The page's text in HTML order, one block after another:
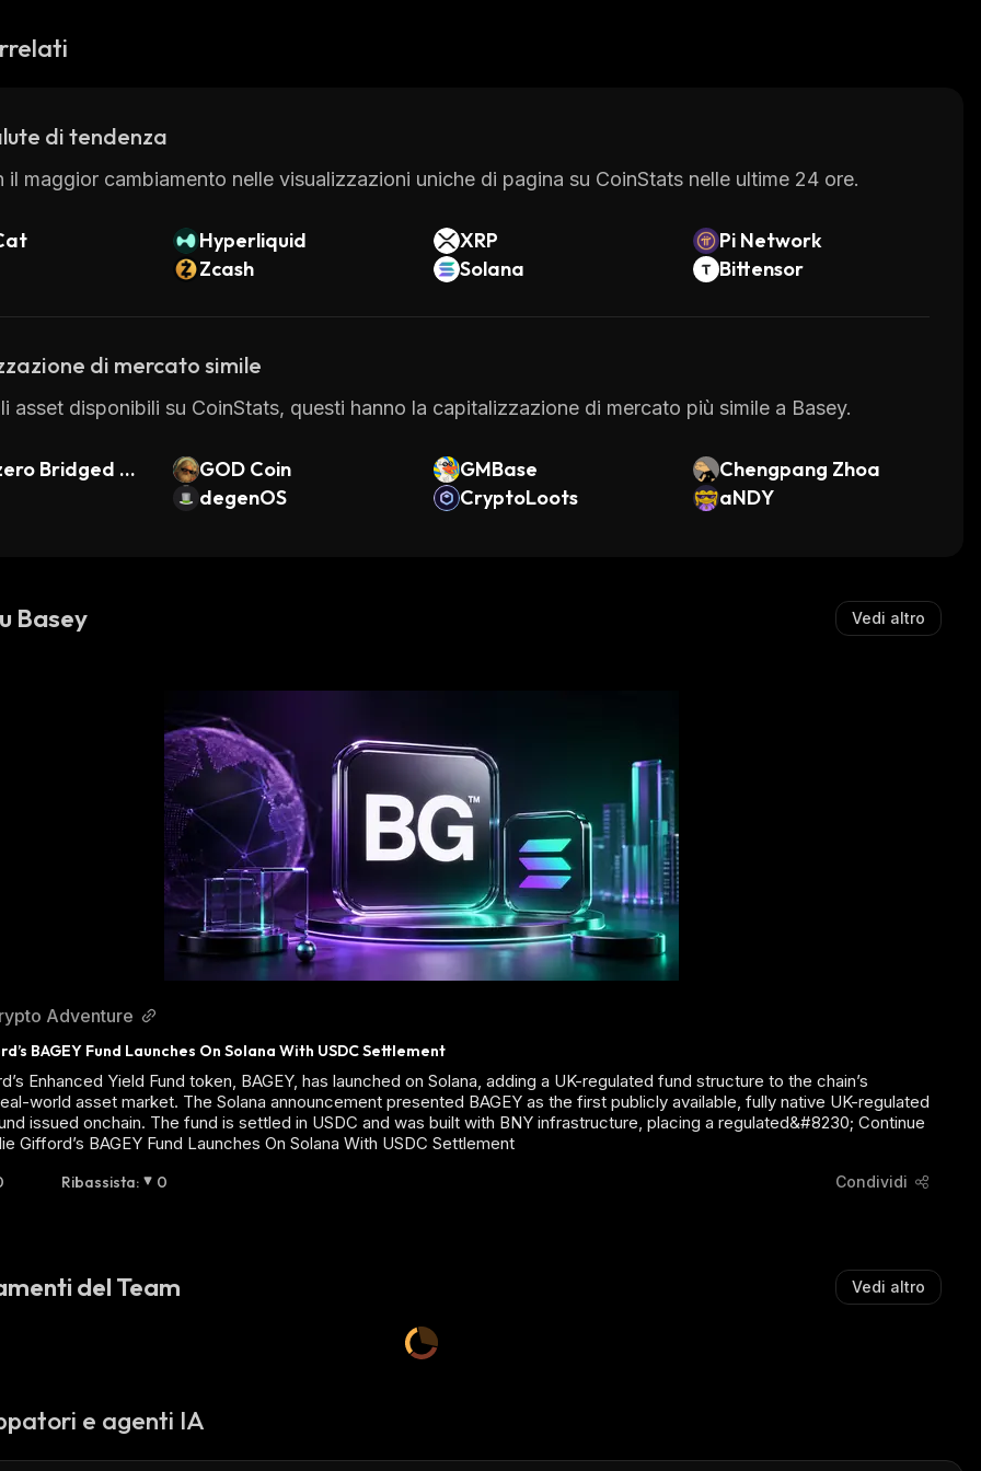
di tendenza
il maggior cambiamento nelle visualizzazioni uniche di pagina su CoinStats nelle ultime 24 ore.
Hyperliquid XRP
Pi Network
Zcash Solana Bittensor
di mercato simile
asset disponibili su CoinStats, questi hanno la capitalizzazione di mercato più simile a Basey.
Bridged Wr
(Swellch
GOD Coin GMBase
Chengpang Zhoa
degenOS CryptoLoots aNDY
Basey Vedi altro
Adventure
BAGEY Fund Launches On Solana With USDC Settlement
Enhanced Yield Fund token, BAGEY, has launched on Solana, adding a UK-regulated fund structure to the chain’s
world asset market. The Solana announcement presented BAGEY as the first publicly available, fully native UK-regulated
issued onchain. The fund is settled in USDC and was built with BNY infrastructure, placing a regulated&#8230; Continue
Gifford’s BAGEY Fund Launches On Solana With USDC Settlement
Ribassista: 0 Condividi
del Team Vedi altro
e agenti IA